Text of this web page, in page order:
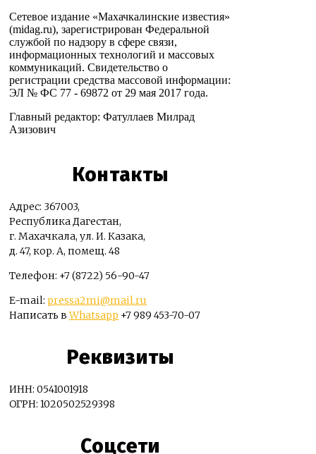
Сетевое издание «Махачкалинские известия»
(midag.ru), зарегистрирован Федеральной
службой по надзору в сфере связи,
информационных технологий и массовых
коммуникаций. Свидетельство о
регистрации средства массовой информации:
ЭЛ № ФС 77 - 69872 от 29 мая 2017 года.
Главный редактор: Фатуллаев Милрад
Азизович
Контакты
Адрес: 367003,
Республика Дагестан,
г. Махачкала, ул. И. Казака,
д. 47, кор. А, помещ. 48
Телефон: +7 (8722) 56-90-47
E-mail: pressa2mi@mail.ru
Написать вWhatsapp +7 989 453-70-07
Реквизиты
ИНН: 0541001918
ОГРН: 1020502529398
Соцсети